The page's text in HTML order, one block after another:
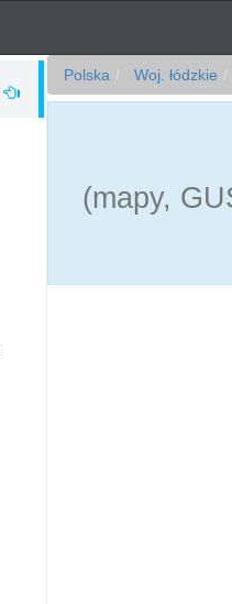
Polska Woj. łódzkie
(mapy,